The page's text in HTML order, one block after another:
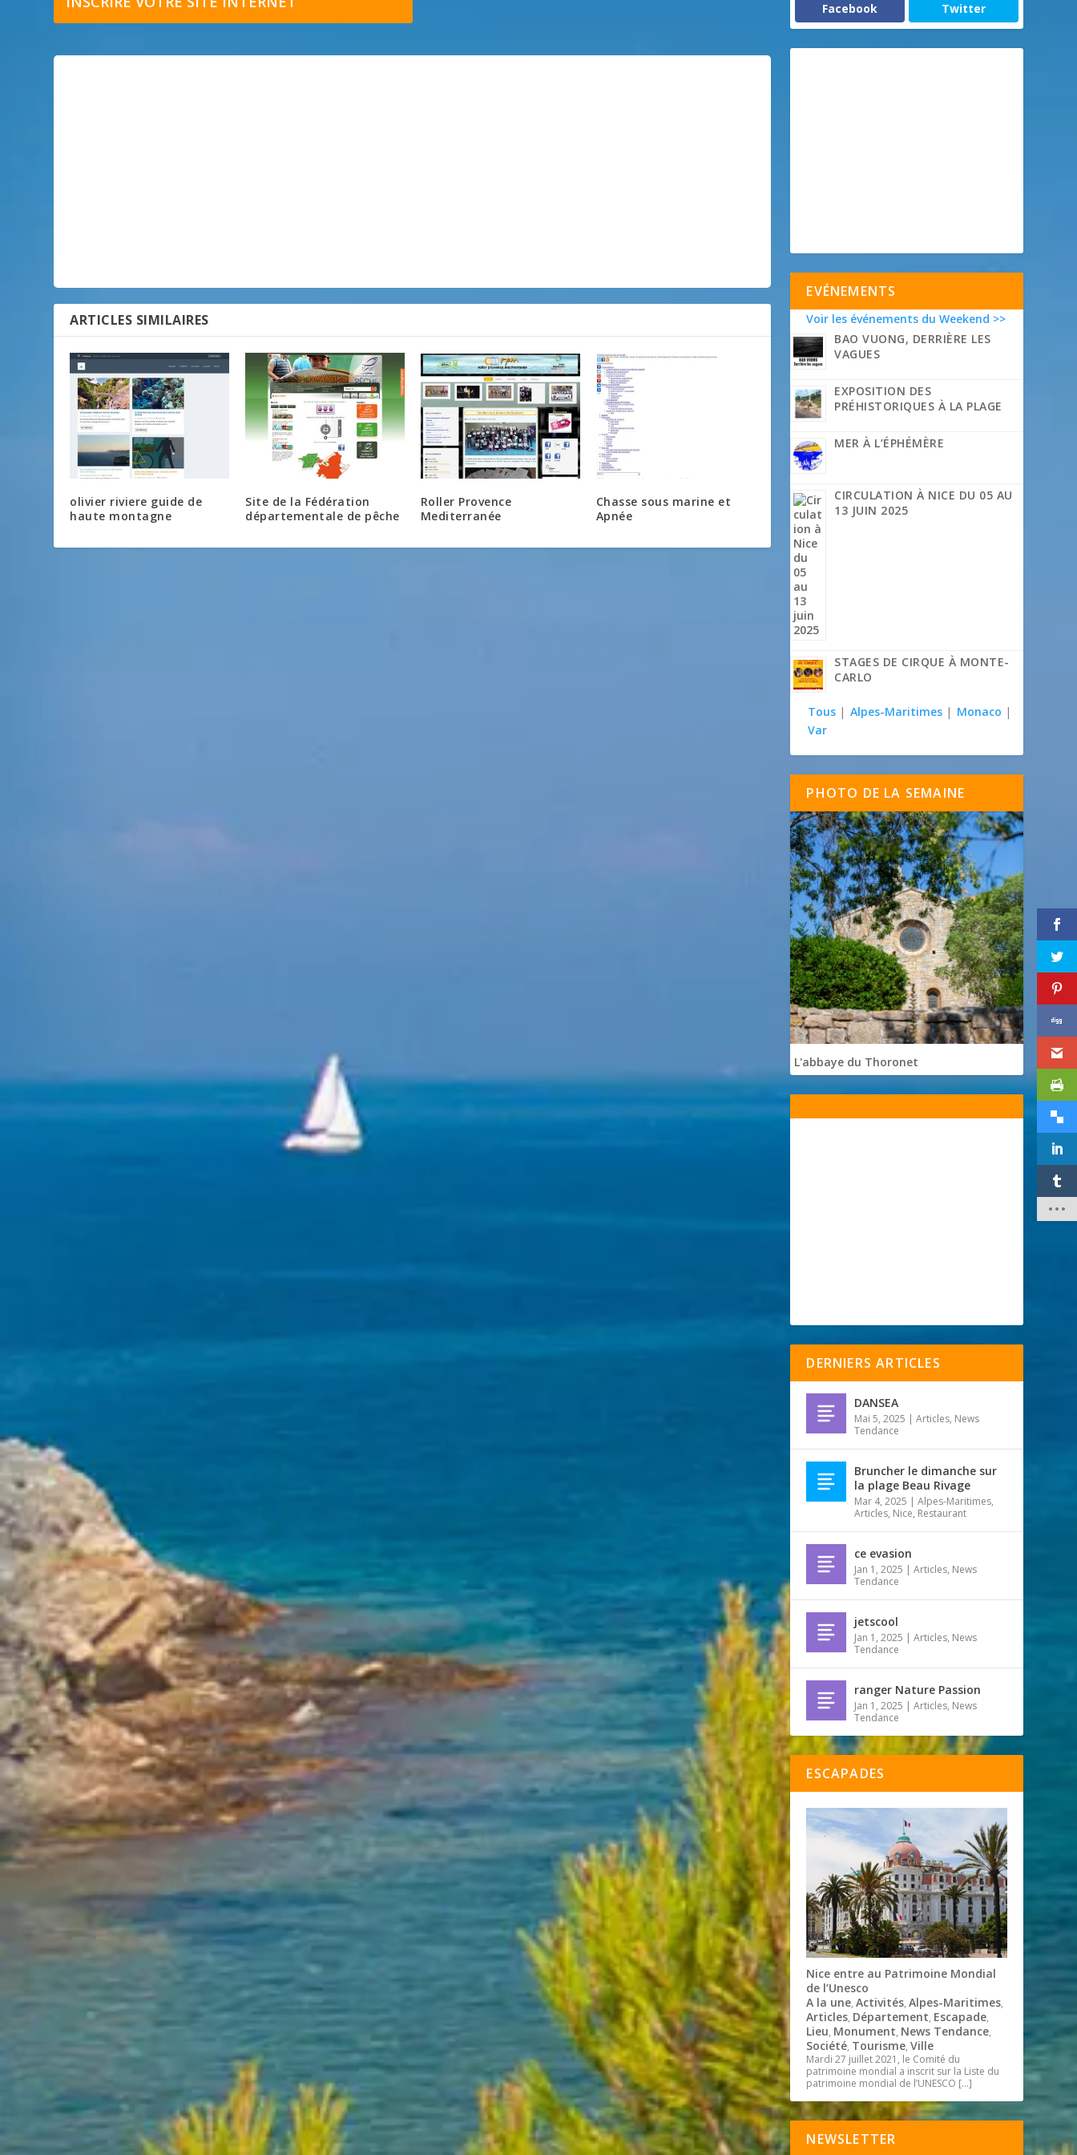
ARTICLES SIMILAIRES
olivier riviere guide de
haute montagne
Site de la Fédération
départementale de pêche
Roller Provence
Mediterranée
Chasse sous marine et
Apnée
Facebook Twitter
EVÉNEMENTS
Voir les événements du Weekend >>
BAO VUONG, DERRIÈRE LES
VAGUES
EXPOSITION DES
PRÉHISTORIQUES À LA PLAGE
MER À L’ÉPHÉMÈRE
CIRCULATION À NICE DU 05 AU
13 JUIN 2025
STAGES DE CIRQUE À MONTE-
CARLO
Tous | Alpes-Maritimes | Monaco |
Var
PHOTO DE LA SEMAINE
L'abbaye du Thoronet
DERNIERS ARTICLES
DANSEA
Mai 5, 2025 |Articles, News
Tendance
Bruncher le dimanche sur
la plage Beau Rivage
Mar 4, 2025 |Alpes-Maritimes,
Articles, Nice, Restaurant
ce evasion
Jan 1, 2025 |Articles, News
Tendance
jetscool
Jan 1, 2025 |Articles, News
Tendance
ranger Nature Passion
Jan 1, 2025 |Articles, News
Tendance
ESCAPADES
Nice entre au Patrimoine Mondial
de l’Unesco
A la une,Activités,Alpes-Maritimes,
Articles, Département, Escapade,
Lieu, Monument, News Tendance,
Société, Tourisme,Ville
Mardi 27 juillet 2021, le Comité du
patrimoine mondial a inscrit sur la Liste du
patrimoine mondial de l’UNESCO […]
NEWSLETTER